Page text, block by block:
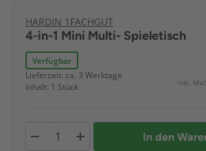
HARDIN 1FACHGUT
4-in-1 Mini Multi- Spieletisch
Verfügbar
Lieferzeit: ca. 3 Werktage
Inhalt: 1 Stück
inkl.
In den